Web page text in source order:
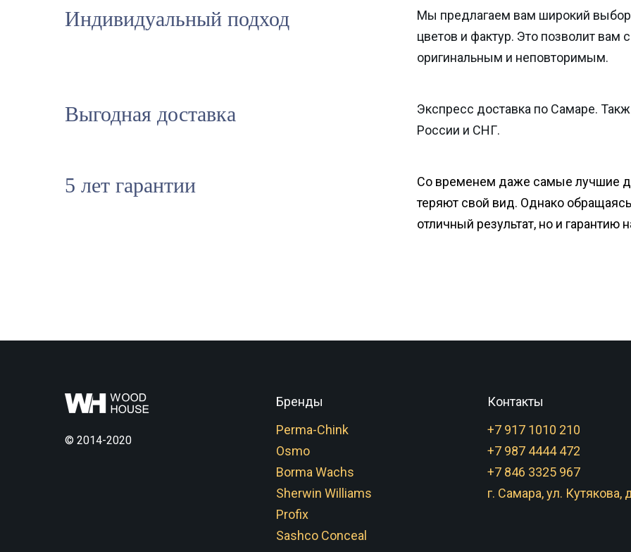
Индивидуальный подход
Мы предлагаем вам широкий
цветов и фактур. Это позволит вам
оригинальным и неповторимым.
Выгодная доставка
Экспресс доставка по Самаре.
России и СНГ.
5 лет гарантии
Со временем даже самые лучшие
теряют свой вид. Однако
отличный результат, но и гарантию
© 2014-2020
Бренды
Perma-Chink
Osmo
Borma Wachs
Sherwin Williams
Profix
Sashco Conceal
Контакты
+7 917 1010 210
+7 987 4444 472
+7 846 3325 967
г. Самара, ул. Кутякова,